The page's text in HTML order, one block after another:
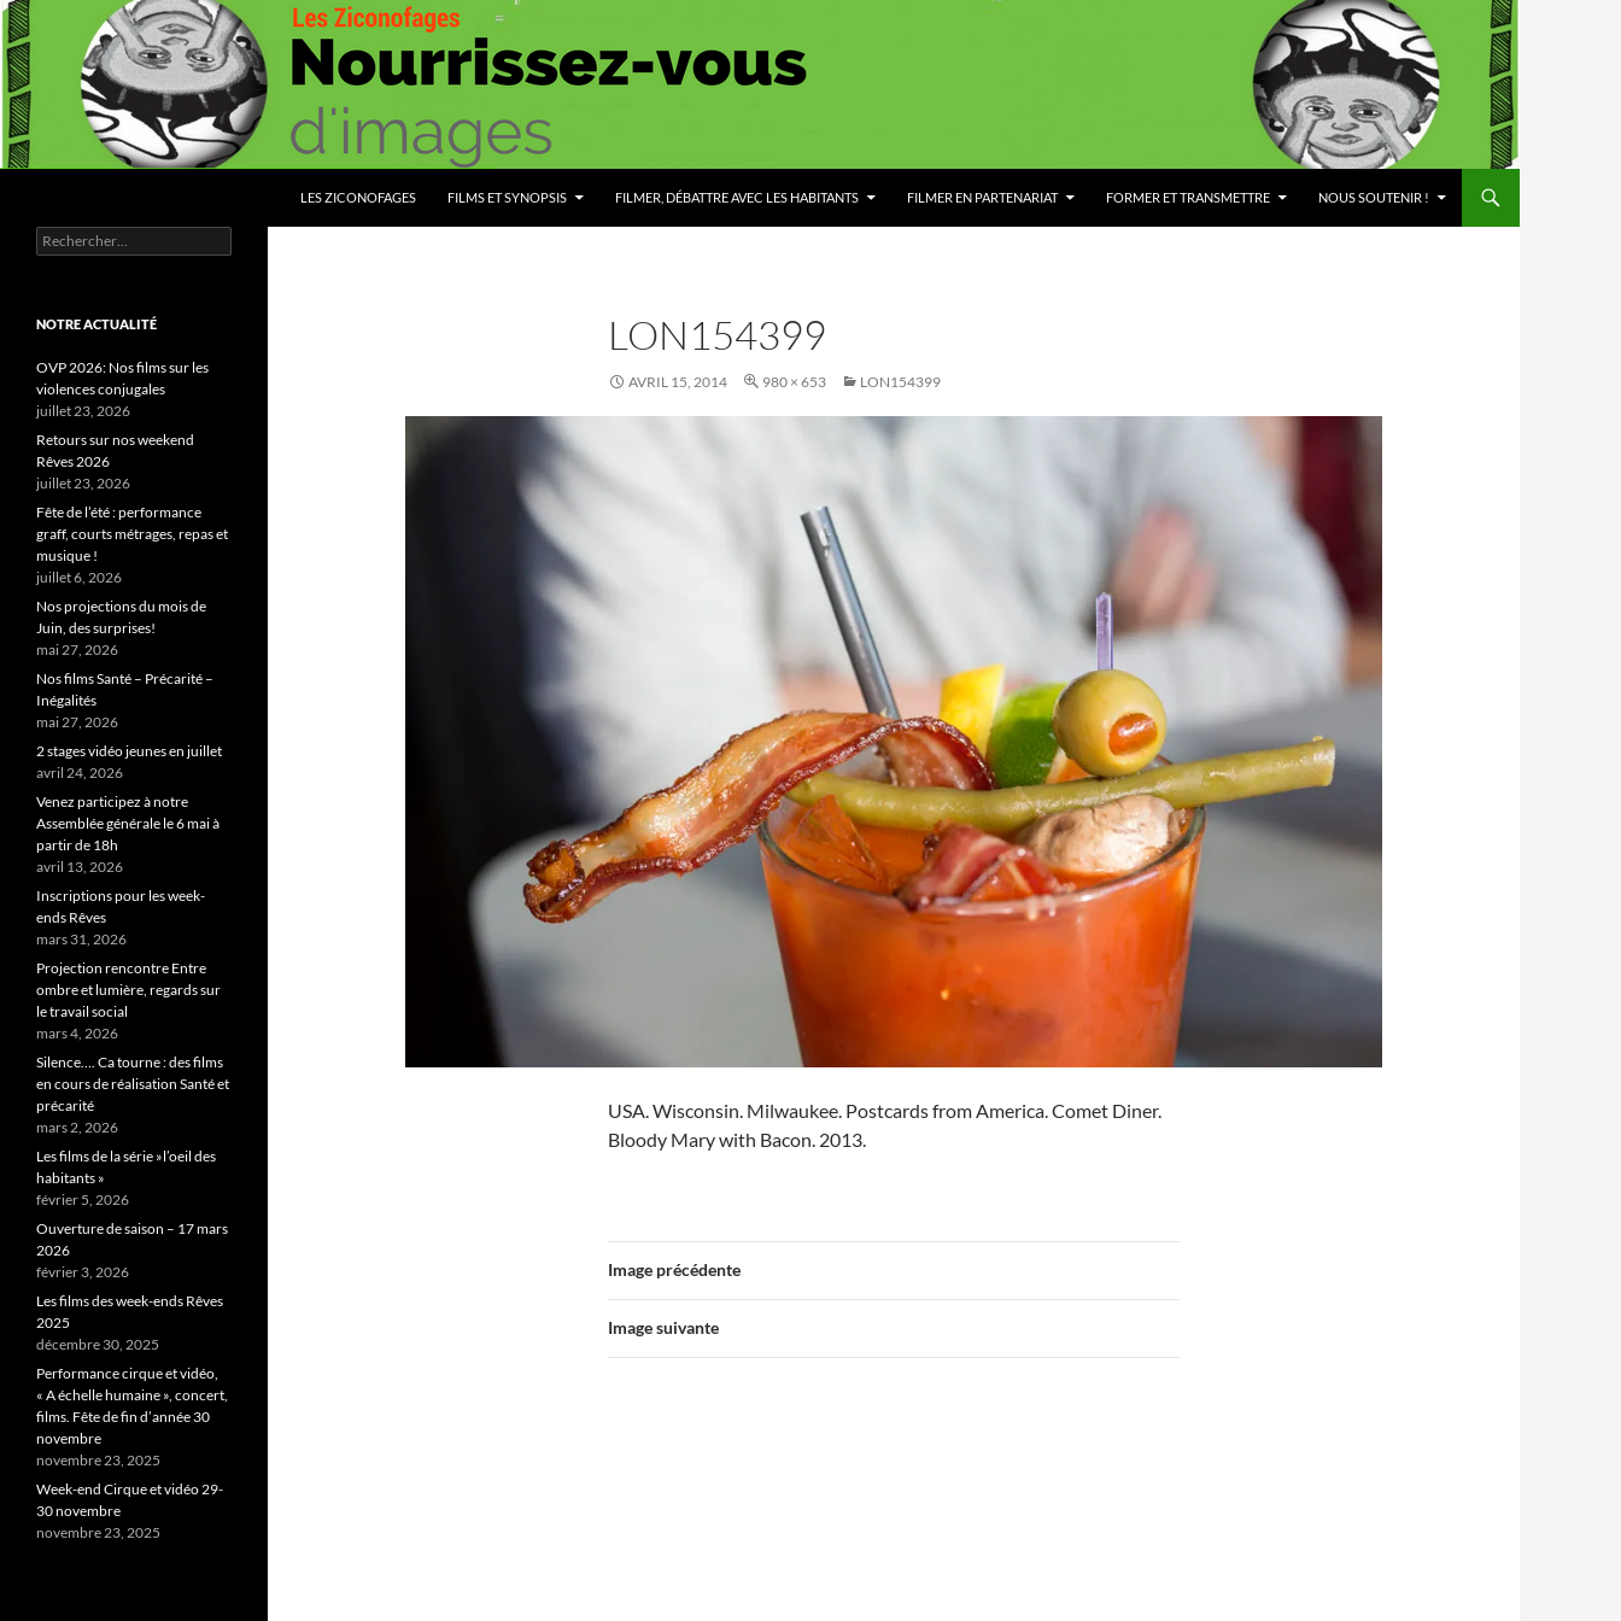
Aller
au
contenu
LES ZICONOFAGES FILMS ET SYNOPSIS FILMER, DÉBATTRE AVEC LES HABITANTS FILMER EN PARTENARIAT FORMER ET TRANSMETTRE NOUS SOUTENIR !
LON154399
AVRIL 15, 2014 980 × 653 LON154399
USA. Wisconsin. Milwaukee. Postcards from America. Comet Diner.
Bloody Mary with Bacon. 2013.
Image précédente
Image suivante
Nourrissez vous d'images
Rechercher :
NOTRE ACTUALITÉ
OVP 2026: Nos films sur les
violences conjugales
juillet 23, 2026
Retours sur nos weekend
Rêves 2026
juillet 23, 2026
Fête de l’été : performance
graff, courts métrages, repas et
musique !
juillet 6, 2026
Nos projections du mois de
Juin, des surprises!
mai 27, 2026
Nos films Santé – Précarité –
Inégalités
mai 27, 2026
2 stages vidéo jeunes en juillet
avril 24, 2026
Venez participez à notre
Assemblée générale le 6 mai à
partir de 18h
avril 13, 2026
Inscriptions pour les week-
ends Rêves
mars 31, 2026
Projection rencontre Entre
ombre et lumière, regards sur
le travail social
mars 4, 2026
Silence…. Ca tourne : des films
en cours de réalisation Santé et
précarité
mars 2, 2026
Les films de la série »l’oeil des
habitants »
février 5, 2026
Ouverture de saison – 17 mars
2026
février 3, 2026
Les films des week-ends Rêves
2025
décembre 30, 2025
Performance cirque et vidéo,
« A échelle humaine », concert,
films. Fête de fin d’année 30
novembre
novembre 23, 2025
Week-end Cirque et vidéo 29-
30 novembre
novembre 23, 2025